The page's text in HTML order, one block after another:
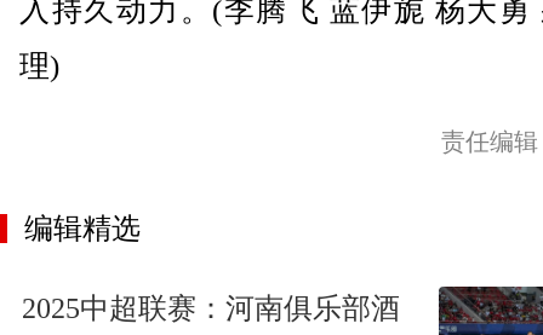
入持久动力。(李腾飞 蓝伊旎 杨大勇
理)
责任编
编辑精选
2025中超联赛：河南俱乐部酒